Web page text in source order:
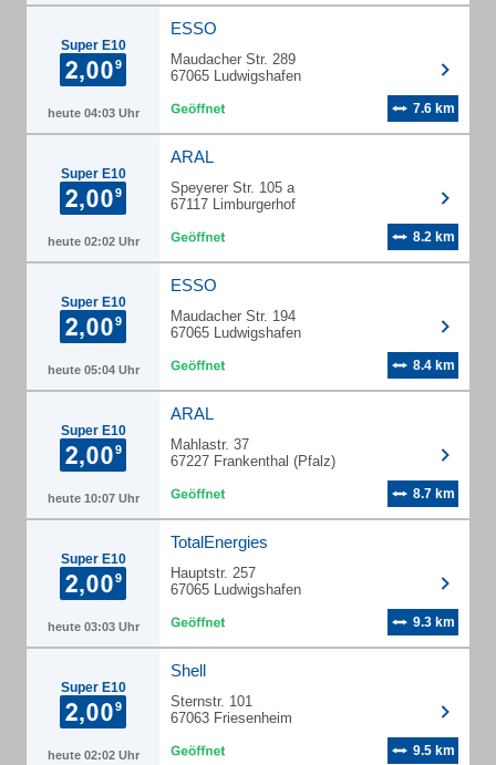
Super E10
heute 04:03 Uhr
ESSO
Maudacher Str. 289
67065 Ludwigshafen
7.6 km
Super E10
heute 02:02 Uhr
ARAL
Speyerer Str. 105 a
67117 Limburgerhof
8.2 km
Super E10
heute 05:04 Uhr
ESSO
Maudacher Str. 194
67065 Ludwigshafen
8.4 km
Super E10
heute 10:07 Uhr
ARAL
Mahlastr. 37
67227 Frankenthal (Pfalz)
8.7 km
Super E10
heute 03:03 Uhr
TotalEnergies
Hauptstr. 257
67065 Ludwigshafen
9.3 km
Super E10
heute 02:02 Uhr
Shell
Sternstr. 101
67063 Friesenheim
9.5 km